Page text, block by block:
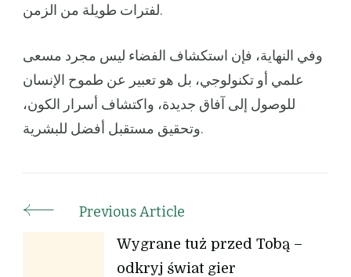
لفترات طويلة من الزمن.
وفي النهاية، فإن استكشاف الفضاء ليس مجرد مسعى
علمي أو تكنولوجي، بل هو تعبير عن طموح الإنسان
للوصول إلى آفاق جديدة، واكتشاف أسرار الكون،
وتحقيق مستقبل أفضل للبشرية.
Previous Article
Wygrane tuż przed Tobą –
odkryj świat gier